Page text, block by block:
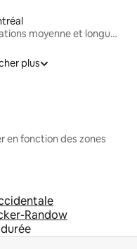
Locations moyenne et longue durée
plus
en fonction des zones
Randow